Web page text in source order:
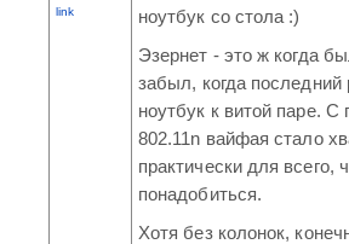
link
ноутбук со стола :)
Эзернет - это ж когда
забыл, когда последний
ноутбук к витой паре. С
802.11n вайфая стало
практически для всего,
понадобиться.
Хотя без колонок,